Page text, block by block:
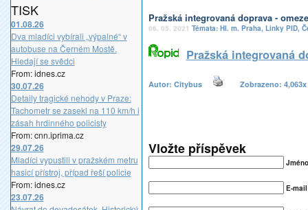
TISK
01.08.26
Dva mladíci vybírali „výpalné“ v
autobuse na Černém Mostě.
Hledají se svědci
From: idnes.cz
30.07.26
Detaily tragické nehody v Praze:
Tachometr se zasekl na 110 km/h i
zásah hrdinného policisty
From: cnn.iprima.cz
29.07.26
Mladíci vypustili v pražském metru
hasicí přístroj, případ řeší policie
From: idnes.cz
23.07.26
Pražská integrovaná doprava -
06. 05. 2021 Témata: Hl. m. Praha, Linky PID,
Pražská integrovaná
Autor: Citybus Zobrazeno:
Vložte příspěvek
E-